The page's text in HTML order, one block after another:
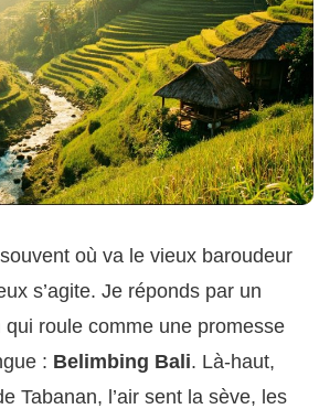
où va le vieux baroudeur
s’agite. Je réponds par un
roule comme une promesse
: Belimbing Bali. Là-haut,
Tabanan, l’air sent la sève, les